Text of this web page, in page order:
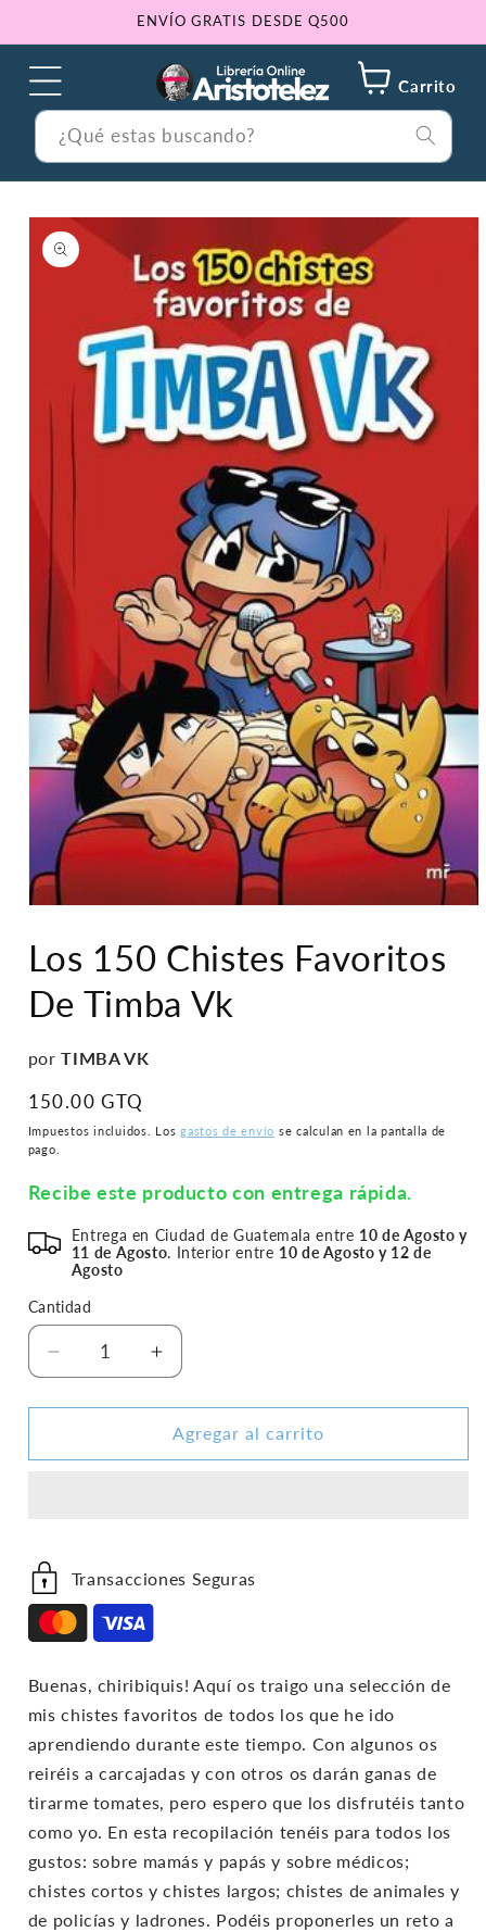
al contenido
ENVÍO GRATIS DESDE Q500
¿Qué estas buscando?
Carrito
directamente
información
multimedia
una
ventana
Los 150 Chistes Favoritos
De Timba Vk
porTIMBA VK
Precio
habitual
150.00 GTQ
Impuestos incluidos. Losgastos de envío se calculan en la pantalla de
pago.
Recibe este producto con entrega rápida.
Entrega en Ciudad de Guatemala entre 10 de Agosto y
11 de Agosto. Interior entre 10 de Agosto y 12 de
Agosto
Cantidad
Reducir
cantidad
para
150
Vk
Aumentar
cantidad
para
Los
150
Vk
Agregar al carrito
Transacciones Seguras
Buenas, chiribiquis! Aquí os traigo una selección de
mis chistes favoritos de todos los que he ido
aprendiendo durante este tiempo. Con algunos os
reiréis a carcajadas y con otros os darán ganas de
tirarme tomates, pero espero que los disfrutéis tanto
como yo. En esta recopilación tenéis para todos los
gustos: sobre mamás y papás y sobre médicos;
chistes cortos y chistes largos; chistes de animales y
de policías y ladrones. Podéis proponerles un reto a